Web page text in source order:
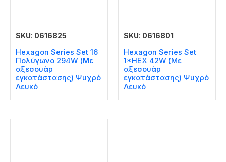
SKU: 0616825
Hexagon Series Set 16
Πολύγωνο 294W (Με
αξεσουάρ
εγκατάστασης) Ψυχρό
Λευκό
SKU: 0616801
Hexagon Series Set
1*HEX 42W (Με
αξεσουάρ
εγκατάστασης) Ψυχρό
Λευκό